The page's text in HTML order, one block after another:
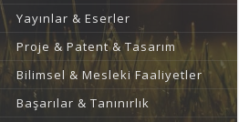
Yayınlar & Eserler
Proje & Patent & Tasarım
Bilimsel & Mesleki Faaliyetler
Başarılar & Tanınırlık